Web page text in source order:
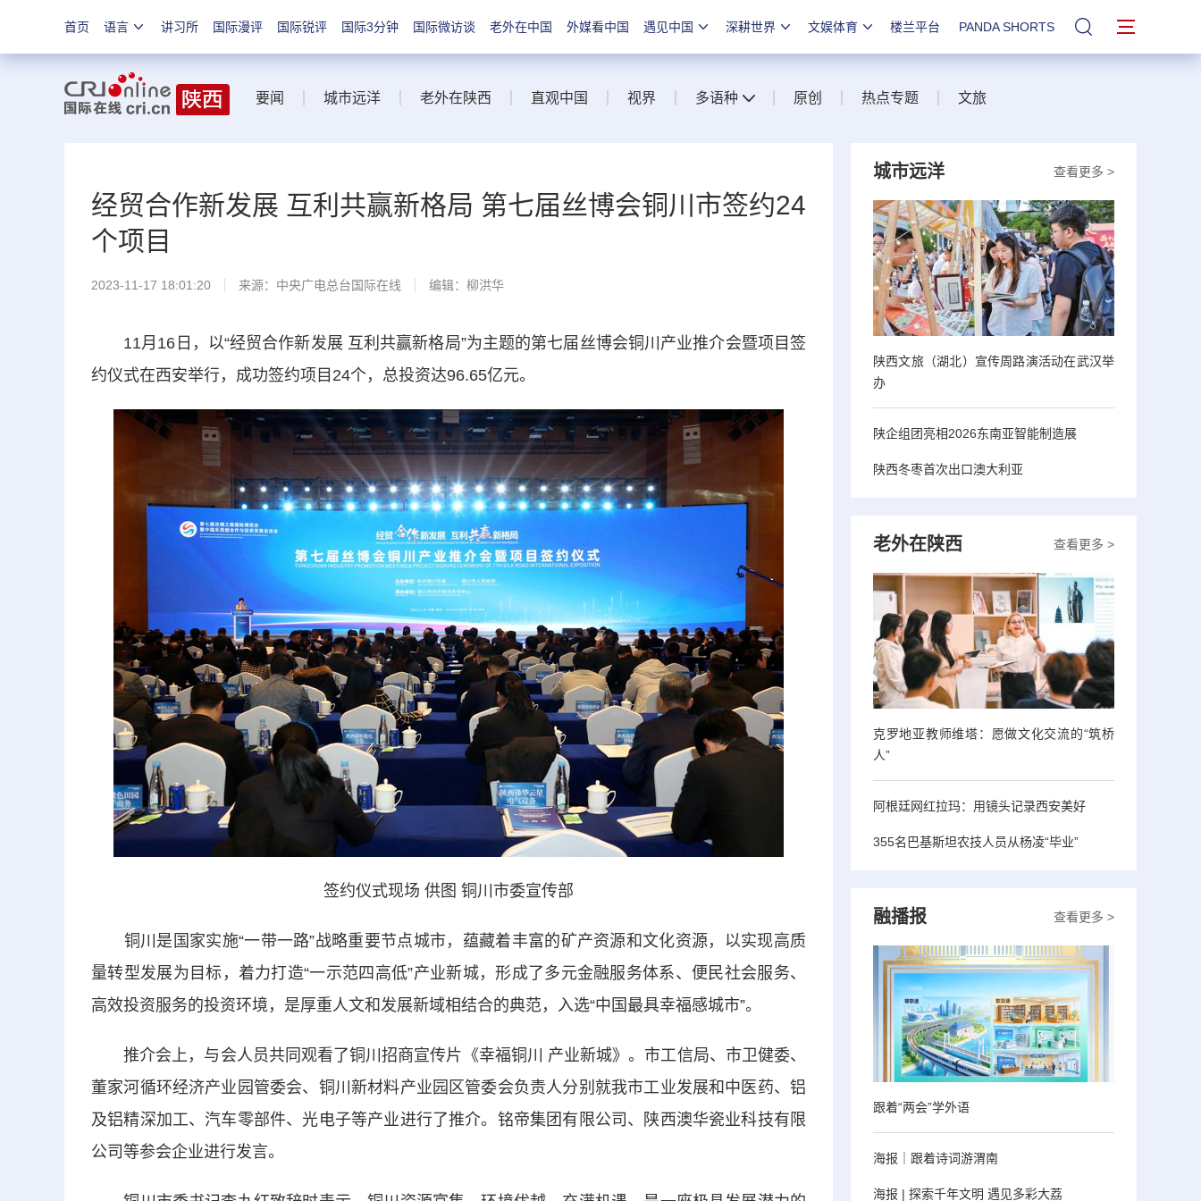
首页 语言 讲习所 国际漫评 国际锐评 国际3分钟 国际微访谈 老外在中国 外媒看中国 遇见中国 深耕世界 文娱体育 楼兰平台 PANDA SHORTS 站内搜索
要闻 城市远洋 老外在陕西 直观中国 视界 多语种 原创 热点专题 文旅
经贸合作新发展 互利共赢新格局 第七届丝博会铜川市签约24
个项目
2023-11-17 18:01:20 来源：中央广电总台国际在线 编辑：柳洪华
11月16日，以“经贸合作新发展 互利共赢新格局”为主题的第七届丝博会铜川产业推介会暨项目签
约仪式在西安举行，成功签约项目24个，总投资达96.65亿元。
签约仪式现场 供图 铜川市委宣传部
铜川是国家实施“一带一路”战略重要节点城市，蕴藏着丰富的矿产资源和文化资源，以实现高质
量转型发展为目标，着力打造“一示范四高低”产业新城，形成了多元金融服务体系、便民社会服务、
高效投资服务的投资环境，是厚重人文和发展新域相结合的典范，入选“中国最具幸福感城市”。
推介会上，与会人员共同观看了铜川招商宣传片《幸福铜川 产业新城》。市工信局、市卫健委、
董家河循环经济产业园管委会、铜川新材料产业园区管委会负责人分别就我市工业发展和中医药、铝
及铝精深加工、汽车零部件、光电子等产业进行了推介。铭帝集团有限公司、陕西澳华瓷业科技有限
公司等参会企业进行发言。
查看更多 >
城市远洋
陕西文旅（湖北）宣传周路演活动在武汉举
办
陕企组团亮相2026东南亚智能制造展
陕西冬枣首次出口澳大利亚
查看更多 >
老外在陕西
克罗地亚教师维塔：愿做文化交流的“筑桥
人”
阿根廷网红拉玛：用镜头记录西安美好
355名巴基斯坦农技人员从杨凌“毕业”
查看更多 >
融播报
跟着“两会”学外语
海报｜跟着诗词游渭南
海报 | 探索千年文明 遇见多彩大荔